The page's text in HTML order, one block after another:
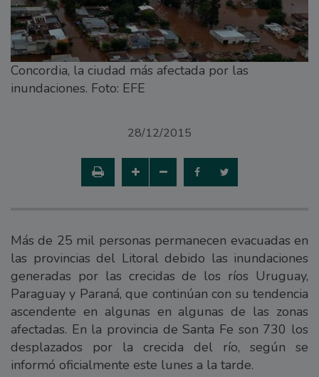
Concordia, la ciudad más afectada por las
inundaciones. Foto: EFE
28/12/2015
Más de 25 mil personas permanecen evacuadas en
las provincias del Litoral debido las inundaciones
generadas por las crecidas de los ríos Uruguay,
Paraguay y Paraná, que continúan con su tendencia
ascendente en algunas en algunas de las zonas
afectadas. En la provincia de Santa Fe son 730 los
desplazados por la crecida del río, según se
informó oficialmente este lunes a la tarde.